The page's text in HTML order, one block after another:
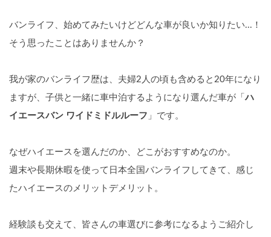
バンライフ、始めてみたいけどどんな車が良いか知りたい...！
そう思ったことはありませんか？
我が家のバンライフ歴は、夫婦2人の頃も含めると20年になり
ますが、子供と一緒に車中泊するようになり選んだ車が「ハ
イエースバン ワイドミドルルーフ 」です。
なぜハイエースを選んだのか、どこがおすすめなのか。
週末や長期休暇を使って日本全国バンライフしてきて、感じ
たハイエースのメリットデメリット。
経験談も交えて、皆さんの車選びに参考になるようご紹介し